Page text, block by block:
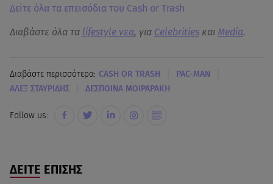
Δείτε όλα τα επεισόδια του Cash or Trash
Διαβάστε όλα τα lifestyle νεα, για Celebrities και Media.
Διαβάστε περισσότερα: CASH OR TRASH PAC-MAN
ΑΛΕΞ ΣΤΑΥΡΙΔΗΣ ΔΕΣΠΟΙΝΑ ΜΟΙΡΑΡΑΚΗ
Follow us:
ΔΕΙΤΕ ΕΠΙΣΗΣ